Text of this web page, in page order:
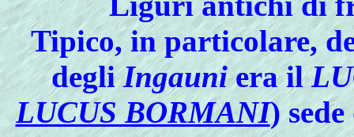
Tipico, in particolare,
degliIngauniera il
LUCUS BORMANI)